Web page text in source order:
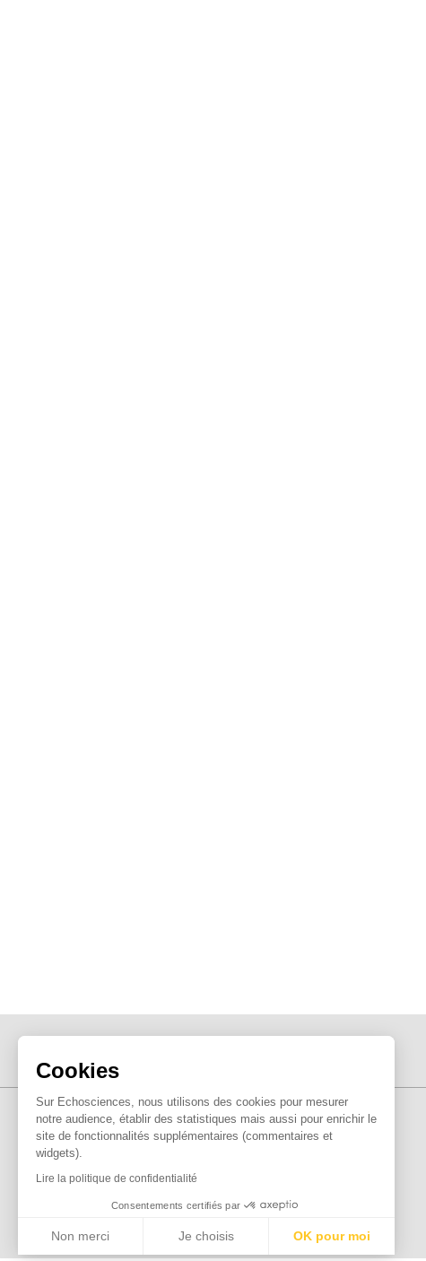
Cookies
Sur Echosciences, nous utilisons des cookies pour mesurer
notre audience, établir des statistiques mais aussi pour enrichir le
site de fonctionnalités supplémentaires (commentaires et
widgets).
Lire la politique de confidentialité
Consentements certifiés par
Non merci Je choisis OK pour moi